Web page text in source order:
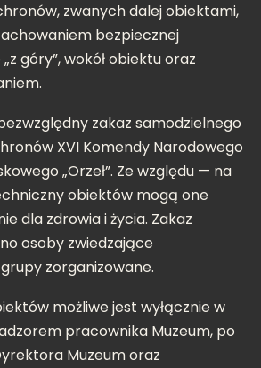
zwanych dalej obiektami,
bezpiecznej
góry”, wokół obiektu oraz
zakaz samodzielnego
XVI Komendy Narodowego
„Orzeł”. Ze względu — na
obiektów mogą one
dla zdrowia i życia. Zakaz
osoby zwiedzające
zorganizowane.
możliwe jest wyłącznie w
pracownika Muzeum, po
Muzeum oraz